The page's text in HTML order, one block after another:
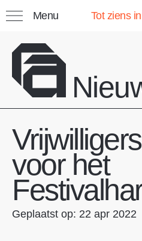
Menu Tot ziens
voor het
Geplaatst op: 22 apr 2022
Zoeken:
Mijn lijst:
evenementen
Titel Categorie